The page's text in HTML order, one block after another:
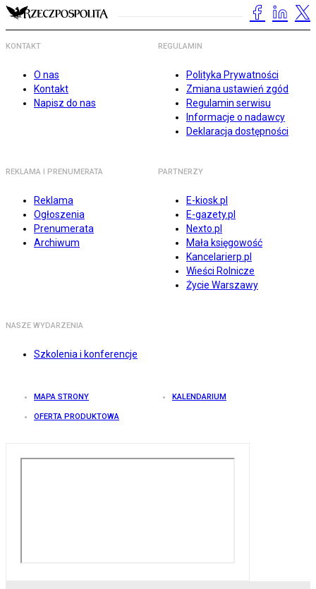
KONTAKT
O nas
Kontakt
Napisz do nas
REGULAMIN
Polityka Prywatności
Zmiana ustawień zgód
Regulamin serwisu
Informacje o nadawcy
Deklaracja dostępności
REKLAMA I PRENUMERATA
Reklama
Ogłoszenia
Prenumerata
Archiwum
PARTNERZY
E-kiosk.pl
E-gazety.pl
Nexto.pl
Mała księgowość
Kancelarierp.pl
Wieści Rolnicze
Życie Warszawy
NASZE WYDARZENIA
Szkolenia i konferencje
MAPA STRONY KALENDARIUM
OFERTA PRODUKTOWA